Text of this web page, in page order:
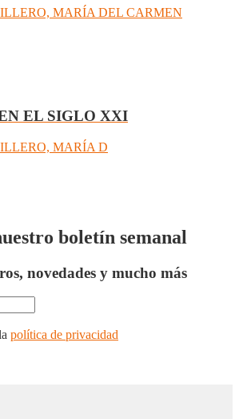
MARÍA DEL CARMEN
EL SIGLO XXI
MARÍA D
boletín semanal
novedades y mucho más
política de privacidad